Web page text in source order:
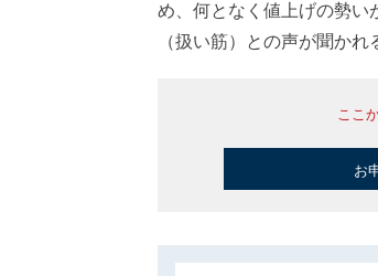
め、何となく値上げの勢い
（扱い筋）との声が聞かれ
ここ
お